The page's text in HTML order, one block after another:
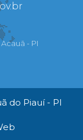
- PI
do Piauí - PI